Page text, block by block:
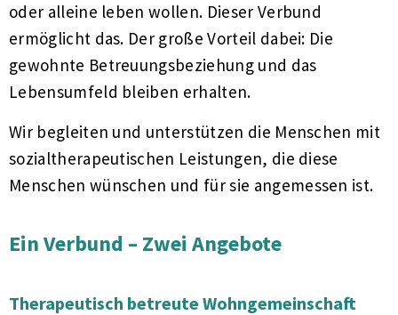
oder alleine leben wollen. Dieser Verbund
ermöglicht das. Der große Vorteil dabei: Die
gewohnte Betreuungsbeziehung und das
Lebensumfeld bleiben erhalten.
Wir begleiten und unterstützen die Menschen mit
sozialtherapeutischen Leistungen, die diese
Menschen wünschen und für sie angemessen ist.
Ein Verbund – Zwei Angebote
Therapeutisch betreute Wohngemeinschaft